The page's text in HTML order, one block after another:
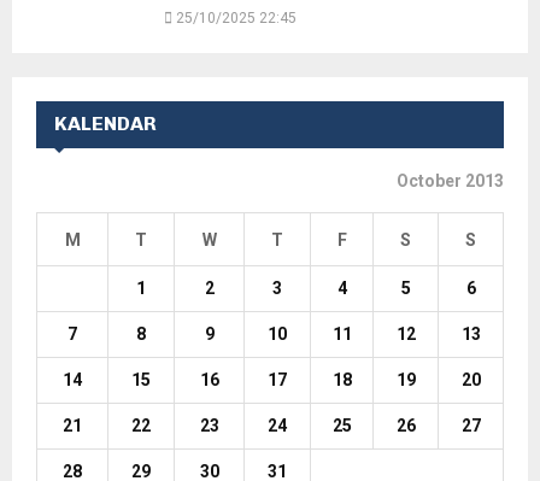
25/10/2025 22:45
KALENDAR
October 2013
M T W T F S S
1 2 3 4 5 6
7 8 9 10 11 12 13
14 15 16 17 18 19 20
21 22 23 24 25 26 27
28 29 30
31